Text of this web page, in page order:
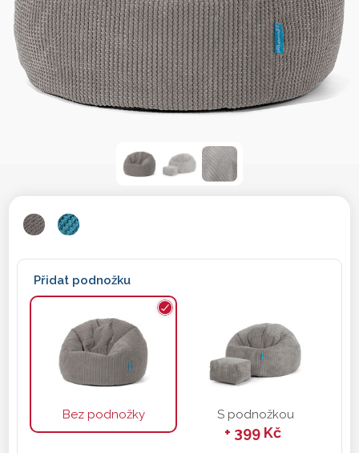
Přidat podnožku
Bez podnožky S podnožkou
+ 399 Kč